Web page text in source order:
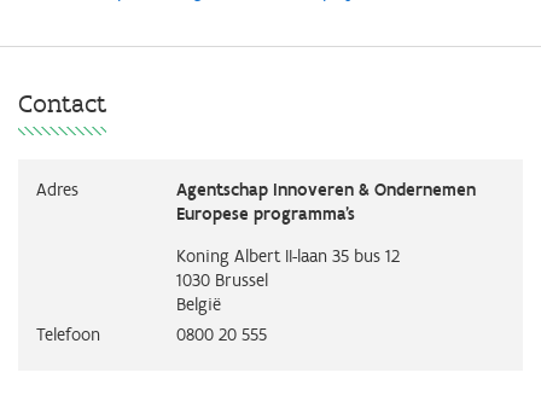
Contact
Adres
Agentschap Innoveren & Ondernemen
Europese programma's
Koning Albert II-laan 35 bus 12
1030 Brussel
België
Telefoon
0800 20 555